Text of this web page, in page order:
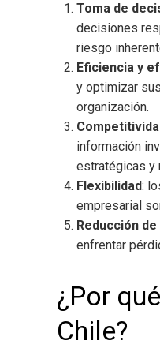
Toma de
decisiones
riesgo
Eficiencia y
y optimizar
organización.
información
estratégicas y
Flexibilidad:
empresarial
Reducción
enfrentar
¿Por
Chile?